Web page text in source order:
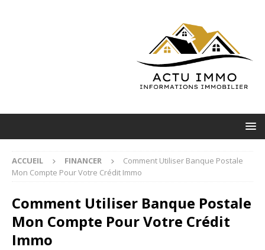
ACCUEIL FINANCER
Comment Utiliser Banque Postale
Mon Compte Pour Votre Crédit Immo
Comment Utiliser Banque Postale
Mon Compte Pour Votre Crédit
Immo